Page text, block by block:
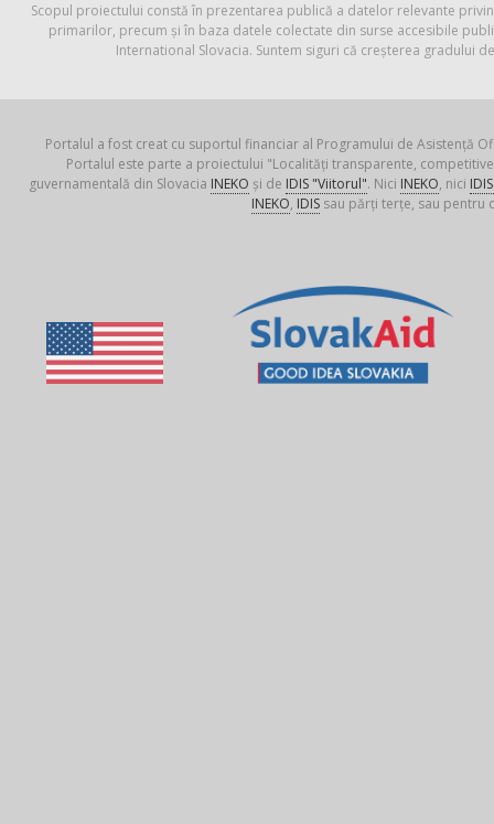
Scopul proiectului constă în prezentarea publică a datelor relevante
primarilor, precum și în baza datele colectate din surse accesibile
International Slovacia. Suntem siguri că creșterea gradului
Portalul a fost creat cu suportul financiar al Programului de Asistență
Portalul este parte a proiectului "Localități transparente,
guvernamentală din Slovacia INEKO și de IDIS "Viitorul". Nici INEKO, nici
INEKO, IDISsau părți terțe, sau pentru